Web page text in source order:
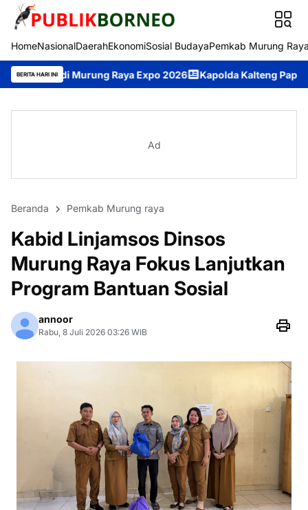
HomeNasionalDaerahEkonomiSosial BudayaPemkab Murung
BERITA HARI INI
Raya Expo 2026 Kapolda Kalteng Paparkan Penanganan
Ad
Beranda Pemkab Murung raya
Kabid Linjamsos Dinsos
Murung Raya Fokus Lanjutkan
Program Bantuan Sosial
annoor
Rabu, 8 Juli 2026 03:26 WIB